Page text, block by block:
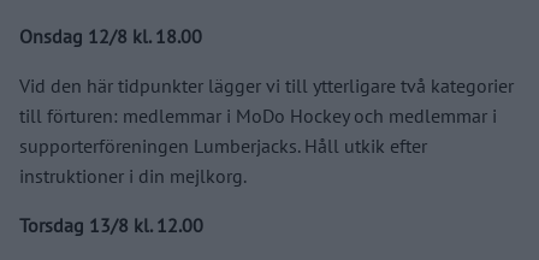
Onsdag 12/8 kl. 18.00
Vid den här tidpunkter lägger vi till ytterligare två kategorier
till förturen: medlemmar i MoDo Hockey och medlemmar i
supporterföreningen Lumberjacks. Håll utkik efter
instruktioner i din mejlkorg.
Torsdag 13/8 kl. 12.00